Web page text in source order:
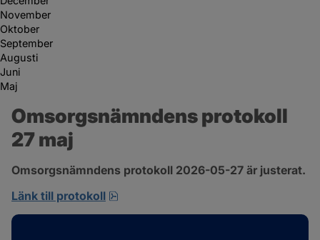
November
Oktober
September
Augusti
Juni
Maj
Omsorgsnämndens protokoll
27 maj
Omsorgsnämndens protokoll 2026-05-27 är justerat.
Länk till protokoll